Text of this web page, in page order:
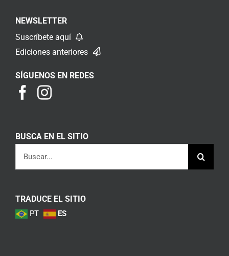
NEWSLETTER
Suscríbete aquí
Ediciones anteriores
SÍGUENOS EN REDES
BUSCA EN EL SITIO
TRADUCE EL SITIO
PT ES